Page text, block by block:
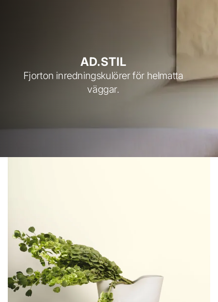
AD.STIL
Fjorton inredningskulörer för helmatta
väggar.